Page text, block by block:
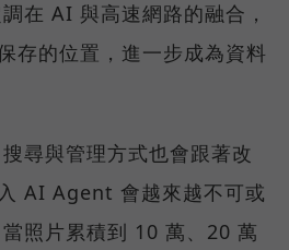
在 AI 與高速網路的融合，
存的位置，進一步成為資料
尋與管理方式也會跟著改
AI Agent 會越來越不可或
照片累積到 10 萬、20 萬